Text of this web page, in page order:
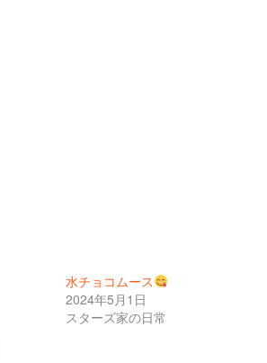
水チョコムース
2024年5月1日
スターズ家の日常